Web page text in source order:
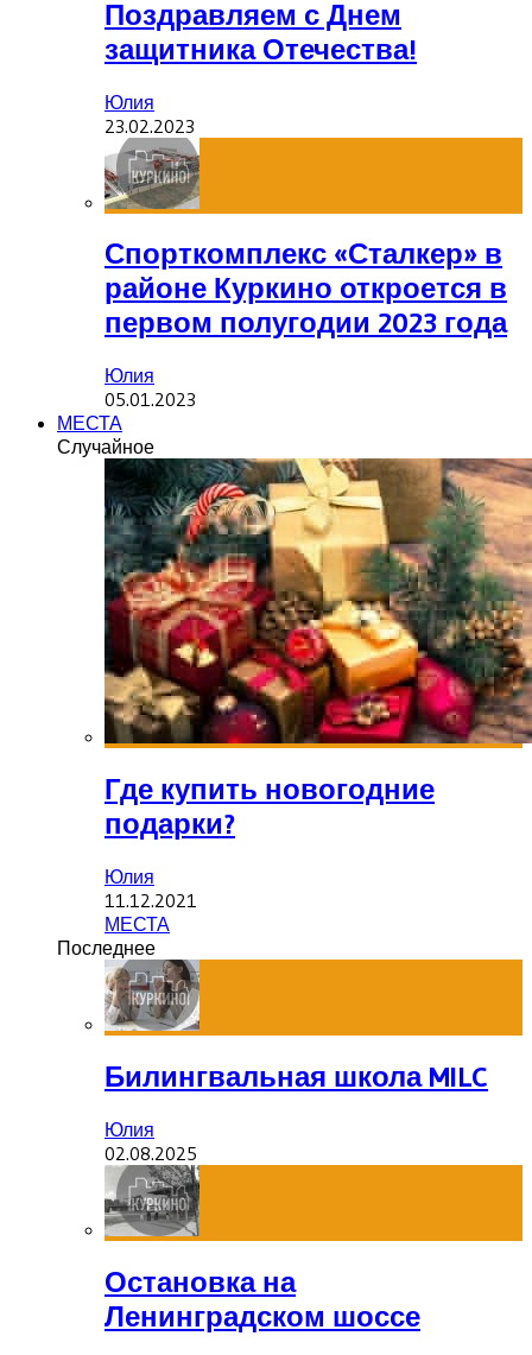
Поздравляем с Днем
защитника Отечества!
Юлия
23.02.2023
Спорткомплекс «Сталкер» в
районе Куркино откроется в
первом полугодии 2023 года
Юлия
05.01.2023
МЕСТА
Случайное
Где купить новогодние
подарки?
Юлия
11.12.2021
МЕСТА
Последнее
Билингвальная школа MILC
Юлия
02.08.2025
Остановка на
Ленинградском шоссе